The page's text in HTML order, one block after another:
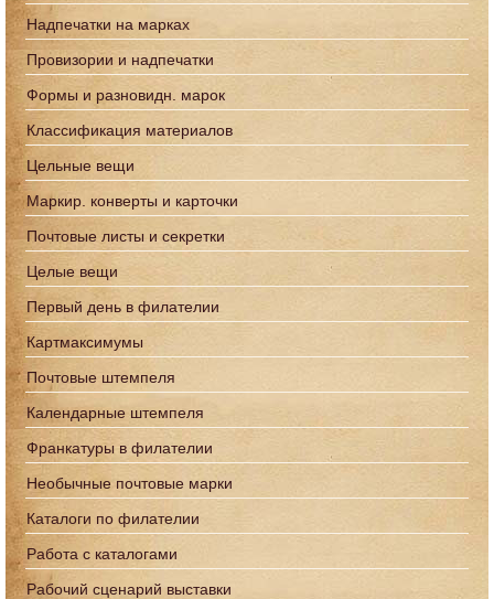
Надпечатки на марках
Провизории и надпечатки
Формы и разновидн. марок
Классификация материалов
Цельные вещи
Маркир. конверты и карточки
Почтовые листы и секретки
Целые вещи
Первый день в филателии
Картмаксимумы
Почтовые штемпеля
Календарные штемпеля
Франкатуры в филателии
Необычные почтовые марки
Каталоги по филателии
Работа с каталогами
Рабочий сценарий выставки